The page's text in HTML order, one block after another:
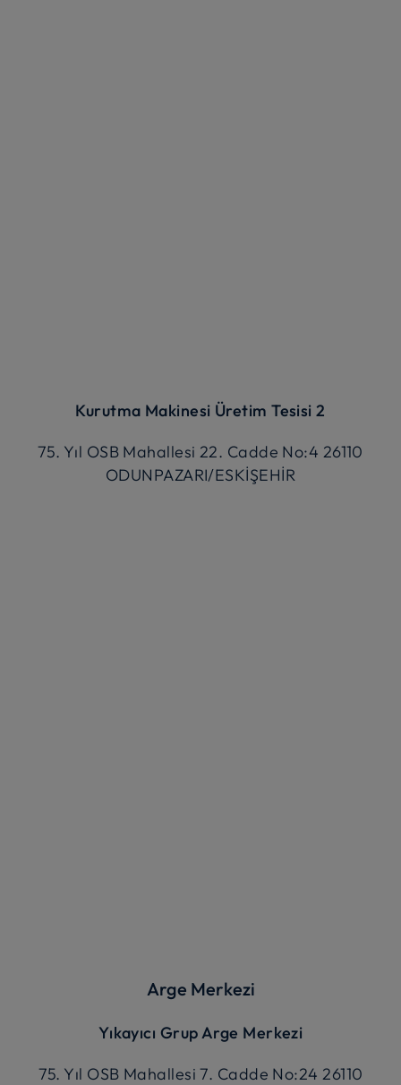
Kurutma Makinesi Üretim Tesisi 2
75. Yıl OSB Mahallesi 22. Cadde No:4 26110
ODUNPAZARI/ESKİŞEHİR
Arge Merkezi
Yıkayıcı Grup Arge Merkezi
75. Yıl OSB Mahallesi 7. Cadde No:24 26110